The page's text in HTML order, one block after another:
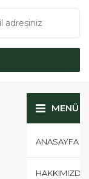
ANASAYFA
HAKKIMIZDA